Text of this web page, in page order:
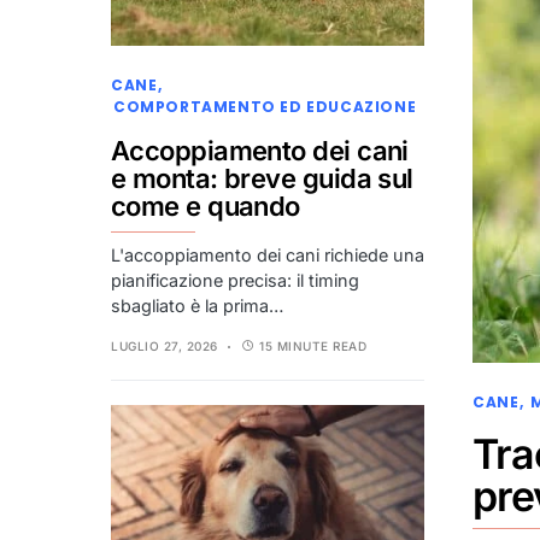
CANE
COMPORTAMENTO ED EDUCAZIONE
Accoppiamento dei cani
e monta: breve guida sul
come e quando
L'accoppiamento dei cani richiede una
pianificazione precisa: il timing
sbagliato è la prima…
LUGLIO 27, 2026 15 MINUTE READ
CANE